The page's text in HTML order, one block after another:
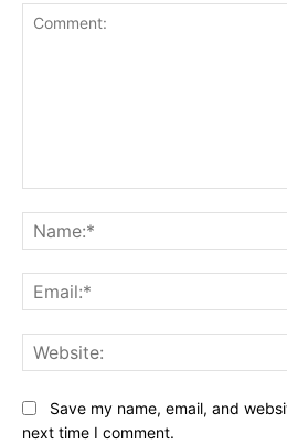
Save my name, email, and
next time I comment.